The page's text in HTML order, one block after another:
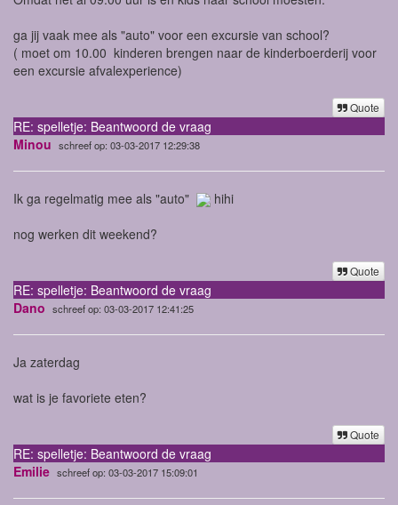
ga jij vaak mee als "auto" voor een excursie van school?
( moet om 10.00 kinderen brengen naar de kinderboerderij voor
een excursie afvalexperience)
Quote
RE: spelletje: Beantwoord de vraag
Minou schreef op: 03-03-2017 12:29:38
Ik ga regelmatig mee als "auto" hihi
nog werken dit weekend?
Quote
RE: spelletje: Beantwoord de vraag
Dano schreef op: 03-03-2017 12:41:25
Ja zaterdag
wat is je favoriete eten?
Quote
RE: spelletje: Beantwoord de vraag
Emilie schreef op: 03-03-2017 15:09:01